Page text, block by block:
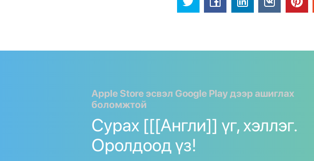
Apple Store эсвэл Google Play дээр ашиглах
боломжтой
Сурах [[[Англи]] үг, хэллэг.
Оролдоод үз!